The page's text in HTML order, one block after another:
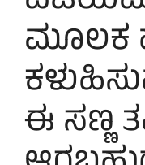
ಮೂಲಕ
ಈ ಸಣ್ಣ